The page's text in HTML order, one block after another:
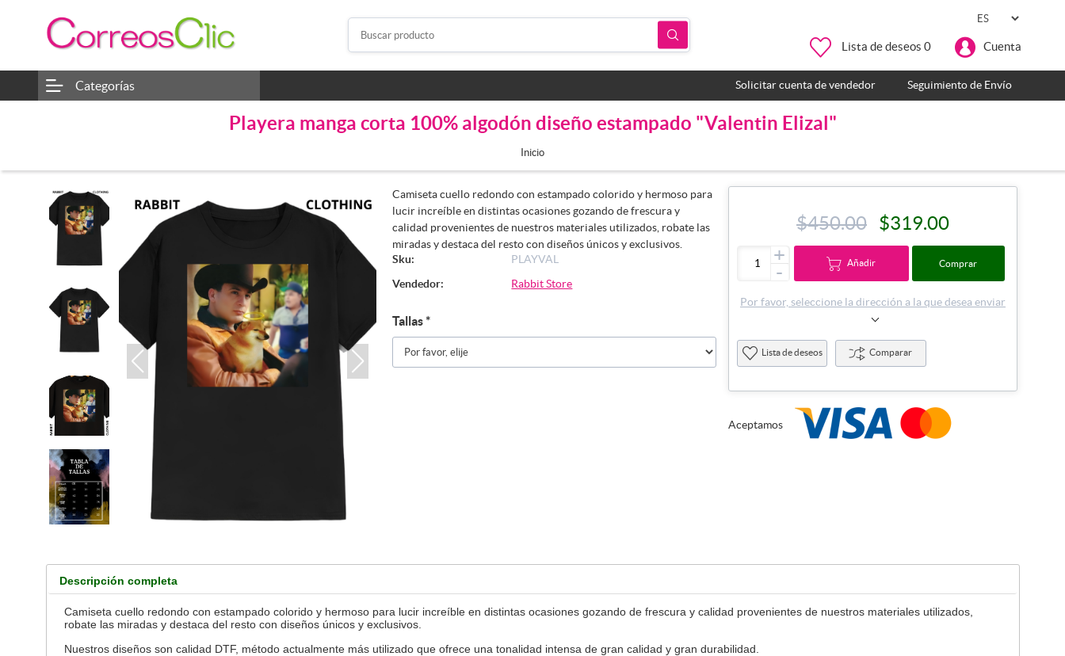
Lista de deseos 0 Cuenta
Categorías Solicitar cuenta de vendedor Seguimiento de Envío
Playera manga corta 100% algodón diseño estampado "Valentin Elizal"
Inicio
Camiseta cuello redondo con estampado colorido y hermoso para
lucir increíble en distintas ocasiones gozando de frescura y
calidad provenientes de nuestros materiales utilizados, robate las
miradas y destaca del resto con diseños únicos y exclusivos.
Sku:
PLAYVAL
Vendedor:
Rabbit Store
Tallas*
$450.00 $319.00
+
- Añadir Comprar
Por favor, seleccione la dirección a la que desea enviar
Lista de deseos Comparar
Aceptamos
Descripción completa
Camiseta cuello redondo con estampado colorido y hermoso para lucir increíble en distintas ocasiones gozando de frescura y calidad provenientes de nuestros materiales utilizados,
robate las miradas y destaca del resto con diseños únicos y exclusivos.
Nuestros diseños son calidad DTF, método actualmente más utilizado que ofrece una tonalidad intensa de gran calidad y gran durabilidad.